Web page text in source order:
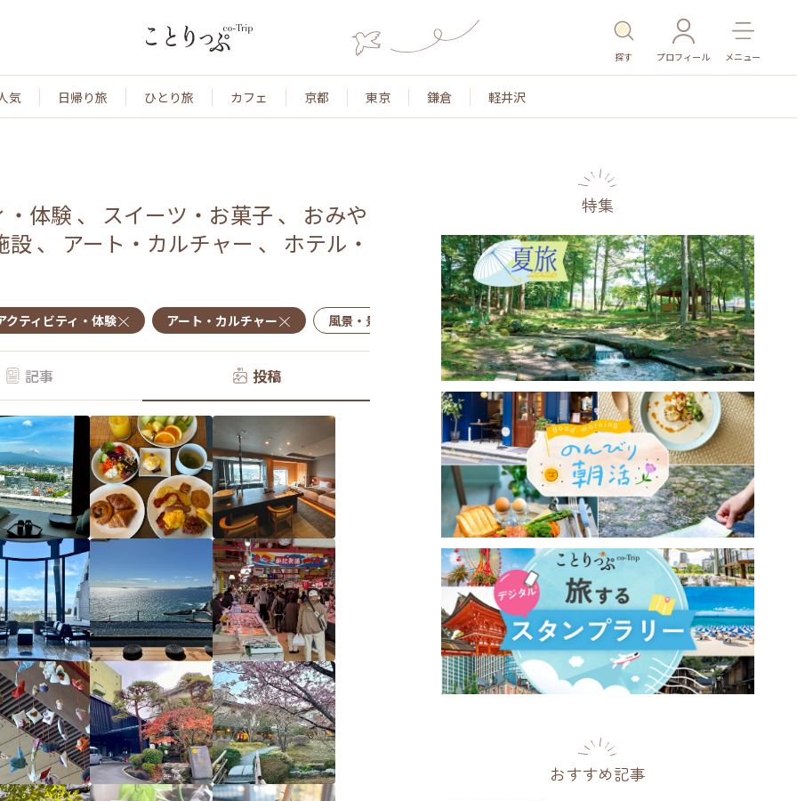
探す プロフィール メニュー
気 日帰り旅 ひとり旅 カフェ 京都 東京 鎌倉 軽井沢
・体験 、 スイーツ・お菓子 、 おみや
設、 アート・カルチャー 、 ホテル・
クティビティ・体験 アート・カルチャー 風景・景色 名所・旧跡 温泉・スパ その他施設 ごはん
記事 投稿
特集
おすすめ記事